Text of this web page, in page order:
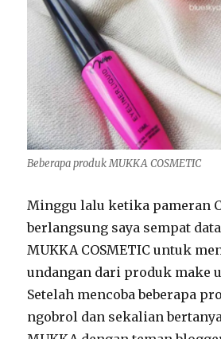
Beberapa produk MUKKA COSMETIC
Minggu lalu ketika pameran
berlangsung saya sempat
MUKKA COSMETIC untuk
undangan dari produk make
Setelah mencoba beberapa
ngobrol dan sekalian